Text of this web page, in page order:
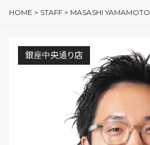
HOME > STAFF > MASASHI YAMAMOTO
銀座中央通り店